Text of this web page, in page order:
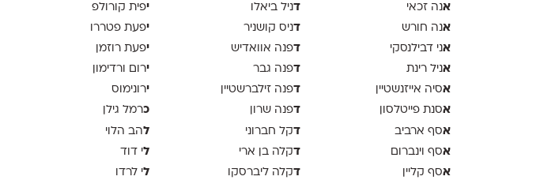
אנה זכאי
אנה חורש
אני דבילנסקי
אניל רינת
אסיה אייזנשטיין
אסנת פייטלסון
אסף ארביב
אסף וינברום
אסף קליין
דניל ביאלו
דניס קושניר
דפנה אוואדיש
דפנה גבר
דפנה זילברשטיין
דפנה שרון
דקל חברוני
דקלה בן ארי
דקלה ליברסקו
יפית קורולפ
יפעת פטררו
יפעת רוזמן
ירום ורדימון
ירונימוס
כרמל גילן
להב הלוי
לי דוד
לי לרדו